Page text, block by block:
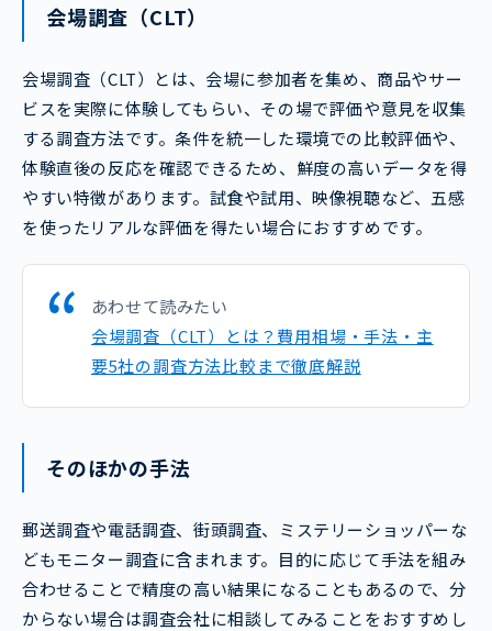
会場調査（CLT）
会場調査（CLT）とは、会場に参加者を集め、商品やサー
ビスを実際に体験してもらい、その場で評価や意見を収集
する調査方法です。条件を統一した環境での比較評価や、
体験直後の反応を確認できるため、鮮度の高いデータを得
やすい特徴があります。試食や試用、映像視聴など、五感
を使ったリアルな評価を得たい場合におすすめです。
あわせて読みたい
会場調査（CLT）とは？費用相場・手法・主
要5社の調査方法比較まで徹底解説
そのほかの手法
郵送調査や電話調査、街頭調査、ミステリーショッパーな
どもモニター調査に含まれます。目的に応じて手法を組み
合わせることで精度の高い結果になることもあるので、分
からない場合は調査会社に相談してみることをおすすめし